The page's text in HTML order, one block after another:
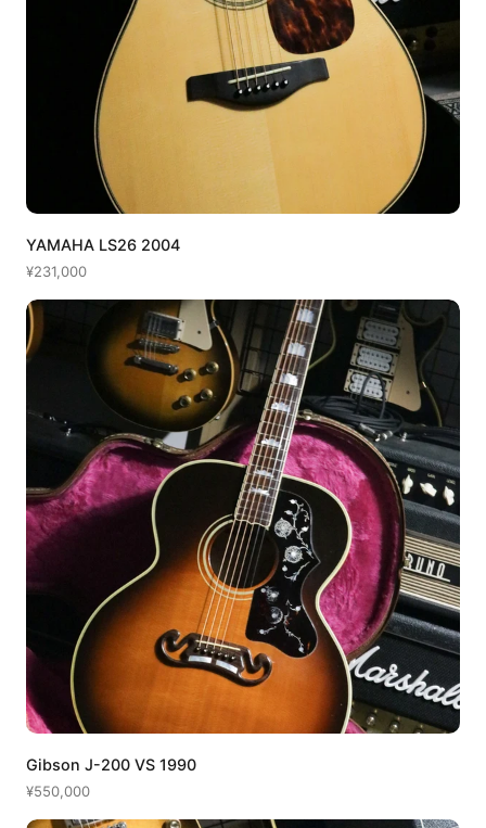
YAMAHA LS26 2004
¥231,000
Gibson J-200 VS 1990
¥550,000